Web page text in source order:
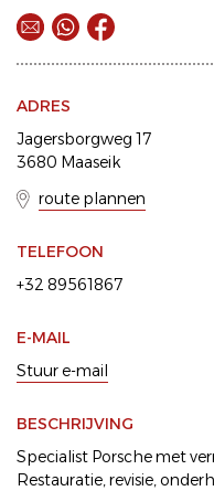
ADRES
Jagersborgweg 17
3680 Maaseik
route plannen
TELEFOON
+32 89561867
E-MAIL
Stuur e-mail
BESCHRIJVING
Specialist Porsche met
Restauratie, revisie,